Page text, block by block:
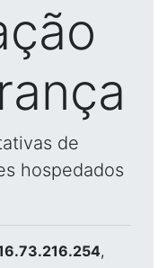
de
hospedados
,